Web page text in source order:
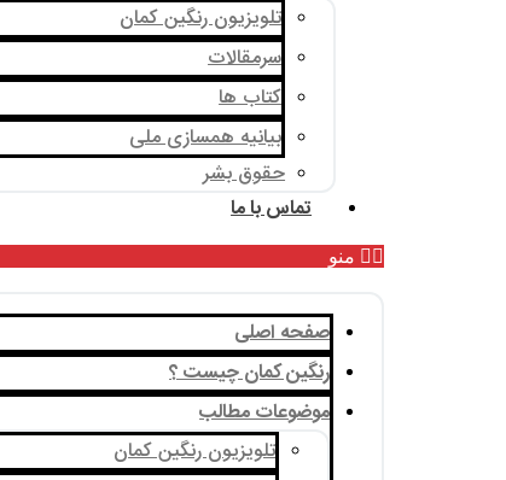
تلویزیون رنگین کمان
سرمقالات
کتاب ها
بیانیه همسازی ملی
حقوق بشر
تماس با ما
منو
صفحه اصلی
رنگین کمان چیست ؟
موضوعات مطالب
تلویزیون رنگین کمان